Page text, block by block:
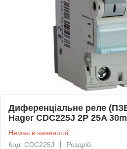
Диференціальне реле
Hager CDС225J 2P 25A
Немає в наявності
Код: CDС225J
Роздріб